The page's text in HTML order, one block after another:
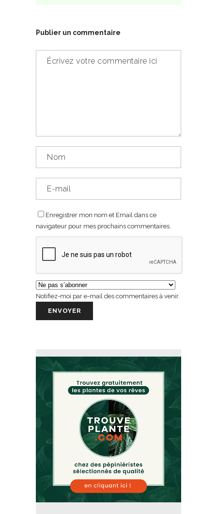
Publier un commentaire
Enregistrer mon nom et Email dans ce
navigateur pour mes prochains commentaires.
Notifiez-moi par e-mail des commentaires à venir.